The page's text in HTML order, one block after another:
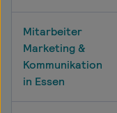
Mitarbeiter
Marketing &
Kommunikation
in Essen